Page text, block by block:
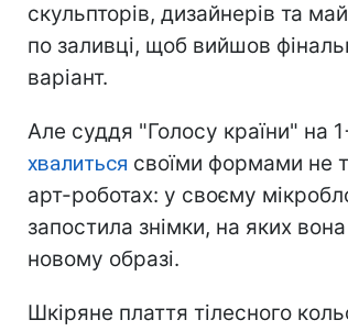
скульпторів, дизайнерів та
по заливці, щоб вийшов
варіант.
Але суддя "Голосу країни" на
хвалиться своїми формами не
арт-роботах: у своєму
запостила знімки, на яких
новому образі.
Шкіряне плаття тілесного